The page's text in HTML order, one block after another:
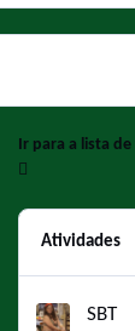
Ir para a lista
Atividades
SBT